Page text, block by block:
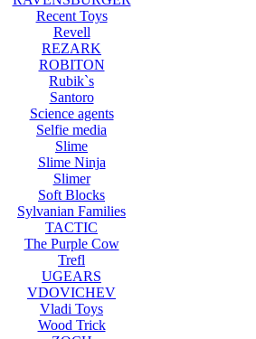
Recent Toys
Revell
REZARK
ROBITON
Rubik`s
Santoro
Science agents
Selfie media
Slime
Slime Ninja
Slimer
Soft Blocks
Sylvanian Families
TACTIC
The Purple Cow
Trefl
UGEARS
VDOVICHEV
Vladi Toys
Wood Trick